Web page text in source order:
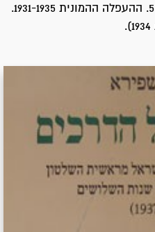
והעפלה היבשתית בשנות ה- 30. 5. ההעפלה ההמונית 1931-1935.